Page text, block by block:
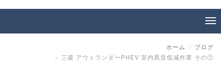
ホーム
ブログ
三菱 アウトランダーPHEV 室内異音低減作業 その①